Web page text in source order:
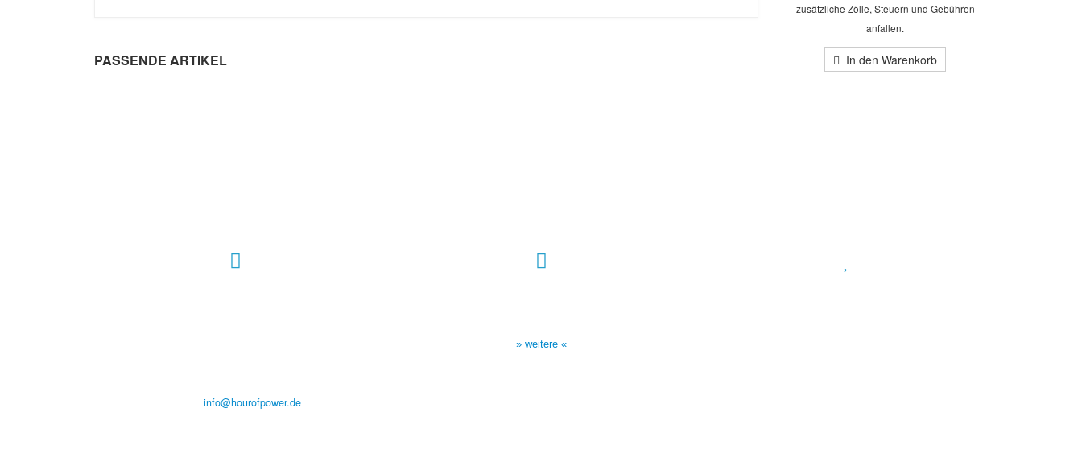
PASSENDE ARTIKEL
zusätzliche Zölle, Steuern und Gebühren
anfallen.
In den Warenkorb
info@hourofpower.de
» weitere «